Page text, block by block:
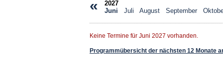
«
2027
Juni
Juli August September
Keine Termine für Juni 2027 vorhanden.
Programmübersicht der nächsten 12 Monate